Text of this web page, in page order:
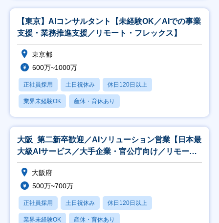
【東京】AIコンサルタント【未経験OK／AIでの事業
支援・業務推進支援／リモート・フレックス】
東京都
600万~1000万
正社員採用 土日祝休み 休日120日以上
業界未経験OK 産休・育休あり
大阪_第二新卒歓迎／AIソリューション営業【日本最
大級AIサービス／大手企業・官公庁向け／リモー
ト】
大阪府
500万~700万
正社員採用 土日祝休み 休日120日以上
業界未経験OK 産休・育休あり